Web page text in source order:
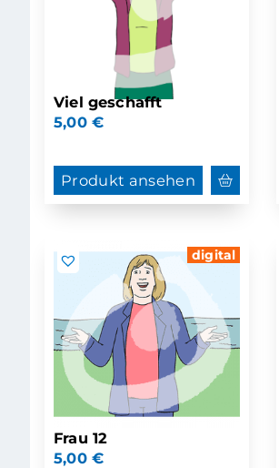
Viel geschafft
5,00 €
Produkt ansehen
digital
Frau 12
5,00 €